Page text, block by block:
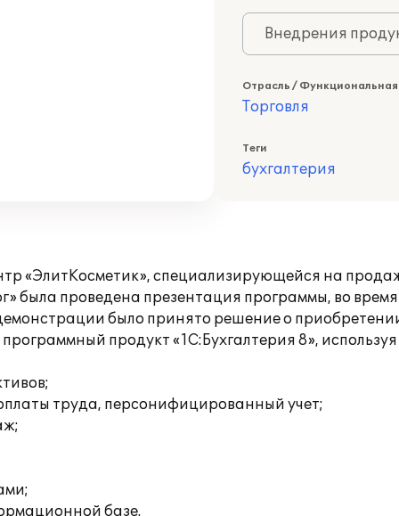
Внедрения
Отрасль /
Торговля
Теги
бухгалтерия
«ЭлитКосметик», специализирующейся на
проведена презентация программы, во время
было принято решение о
продукт «1C:Бухгалтерия 8»,
труда, персонифицированный учет;
базе.